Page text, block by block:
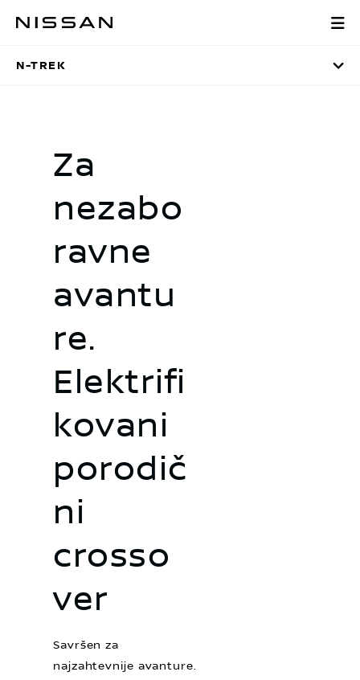
na
sadržaj
N-Trek
N-TREK
Za
nezabo
ravne
avantu
re.
Elektrifi
kovani
porodič
ni
crosso
ver
Savršen za
najzahtevnije avanture.